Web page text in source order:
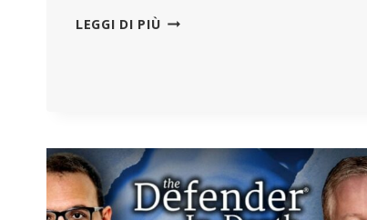
LEGGI DI PIÙPFIZER
FDA
PER
IL
VACCINO